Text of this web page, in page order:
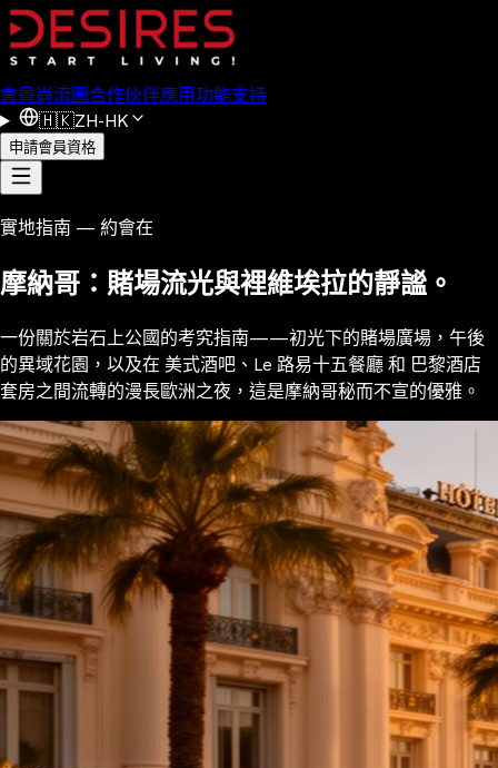
會員尚流圈合作伙伴應用功能支持
🇭🇰ZH-HK
申請會員資格
實地指南 — 約會在
摩納哥：賭場流光與裡維埃拉的靜謐。
一份關於岩石上公國的考究指南——初光下的賭場廣場，午後
的異域花園，以及在 美式酒吧、Le 路易十五餐廳 和 巴黎酒店
套房之間流轉的漫長歐洲之夜，這是摩納哥秘而不宣的優雅。